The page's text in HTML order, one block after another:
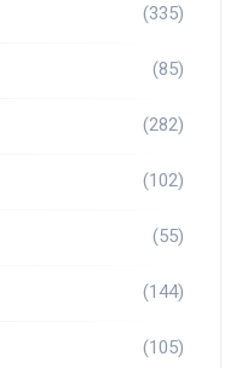
(335)
(85)
(282)
(102)
(55)
(144)
(105)